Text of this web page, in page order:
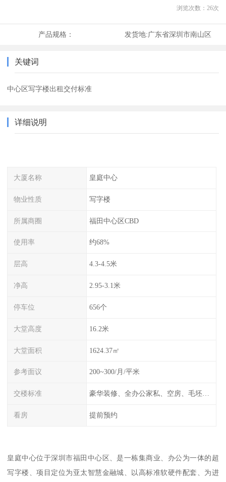
浏览次数： 26次
产品规格： 发货地:广东省深圳市南山区
关键词
中心区写字楼出租交付标准
详细说明
大厦名称 皇庭中心
物业性质 写字楼
所属商圈 福田中心区CBD
使用率 约68%
层高 4.3-4.5米
净高 2.95-3.1米
停车位 656个
大堂高度 16.2米
大堂面积 1624.37㎡
参考面议 200~300/月/平米
交楼标准 豪华装修、全办公家私、空房、毛坯、任选
看房 提前预约
皇庭中心位于深圳市福田中心区、是一栋集商业、办公为一体的超
写字楼、项目定位为亚太智慧金融城、以高标准软硬件配套、为进